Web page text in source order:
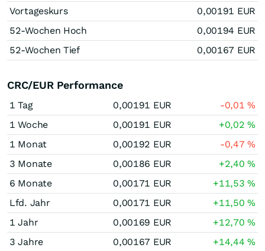
Vortageskurs
0,00191 EUR
52-Wochen Hoch
0,00194 EUR
52-Wochen Tief
0,00167 EUR
CRC/EUR Performance
1 Tag 0,00191 EUR -0,01%
1 Woche
0,00191 EUR +0,02%
1 Monat
0,00192 EUR -0,47%
3 Monate
0,00186 EUR +2,40%
6 Monate
0,00171 EUR +11,53%
Lfd. Jahr
0,00171 EUR +11,50%
1 Jahr
0,00169 EUR +12,70%
3 Jahre
0,00167 EUR +14,44%